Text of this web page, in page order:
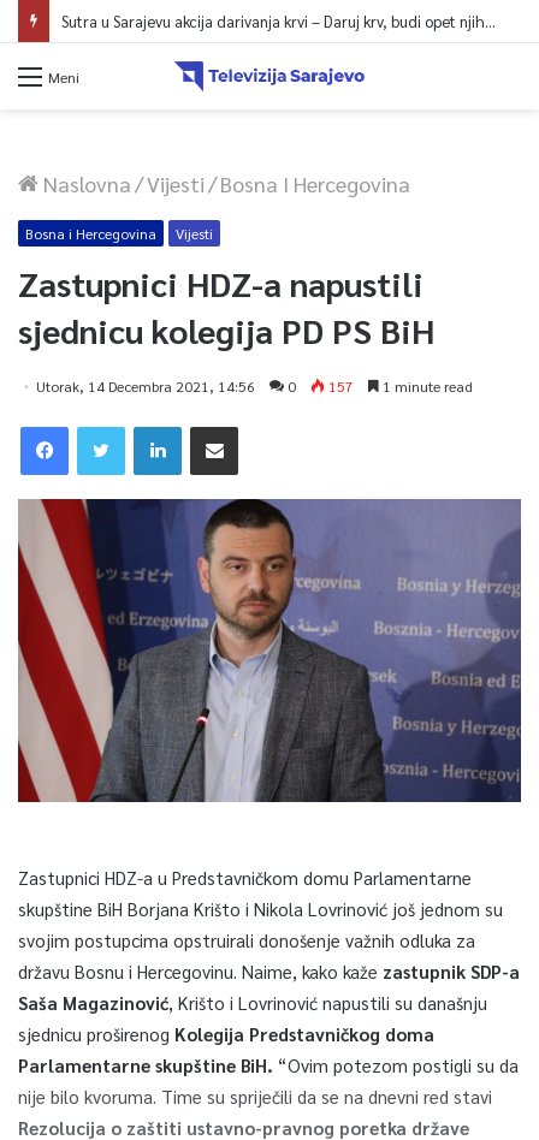
Sutra u Sarajevu akcija darivanja krvi – Daruj krv, budi opet njihov heroj
Meni
Naslovna/Vijesti/Bosna I Hercegovina
Bosna i Hercegovina Vijesti
Zastupnici HDZ-a napustili
sjednicu kolegija PD PS BiH
Utorak, 14 Decembra 2021, 14:56 0 157 1 minute read
Zastupnici HDZ-a u Predstavničkom domu Parlamentarne
skupštine BiH Borjana Krišto i Nikola Lovrinović još jednom su
svojim postupcima opstruirali donošenje važnih odluka za
državu Bosnu i Hercegovinu. Naime, kako kaže zastupnik SDP-a
Saša Magazinović , Krišto i Lovrinović napustili su današnju
sjednicu proširenog Kolegija Predstavničkog doma
Parlamentarne skupštine BiH. “Ovim potezom postigli su da
nije bilo kvoruma. Time su spriječili da se na dnevni red stavi
Rezolucija o zaštiti ustavno-pravnog poretka države